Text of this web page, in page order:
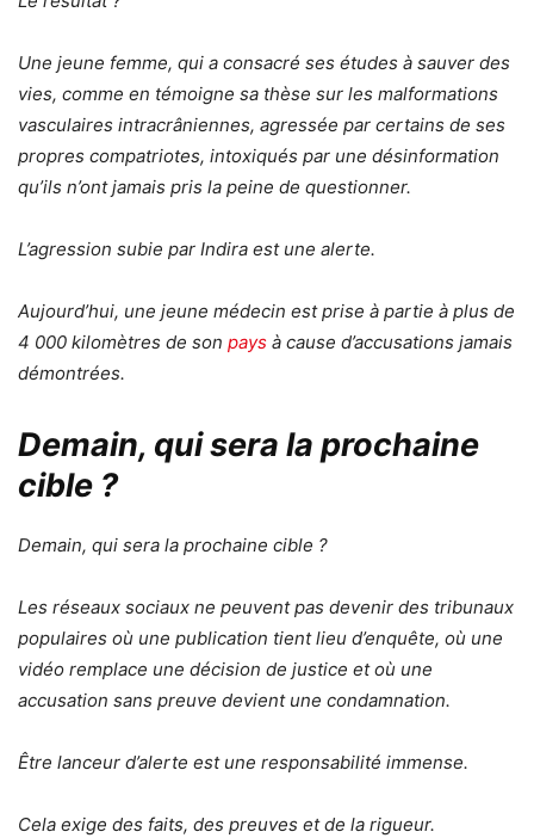
Une jeune femme, qui a consacré ses études à sauver des
vies, comme en témoigne sa thèse sur les malformations
vasculaires intracrâniennes, agressée par certains de ses
propres compatriotes, intoxiqués par une désinformation
qu’ils n’ont jamais pris la peine de questionner.
L’agression subie par Indira est une alerte.
Aujourd’hui, une jeune médecin est prise à partie à plus de
4 000 kilomètres de son pays à cause d’accusations jamais
démontrées.
Demain, qui sera la prochaine
cible ?
Demain, qui sera la prochaine cible ?
Les réseaux sociaux ne peuvent pas devenir des tribunaux
populaires où une publication tient lieu d’enquête, où une
vidéo remplace une décision de justice et où une
accusation sans preuve devient une condamnation.
Être lanceur d’alerte est une responsabilité immense.
Cela exige des faits, des preuves et de la rigueur.